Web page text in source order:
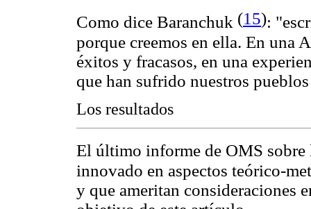
Como dice Baranchuk (15):
porque creemos en ella. En una
éxitos y fracasos, en una
que han sufrido nuestros
Los resultados
El último informe de OMS
innovado en aspectos teórico-
y que ameritan consideraciones